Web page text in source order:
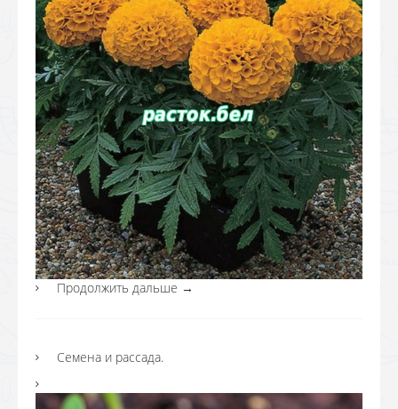
Продолжить дальше →
Семена и рассада.